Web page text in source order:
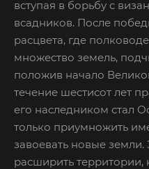
вступая в борьбу с
всадников. После
расцвета, где
множество земель,
положив начало
течение шестисот лет
его наследником стал
только приумножить
завоевать новые земли.
расширить территории,